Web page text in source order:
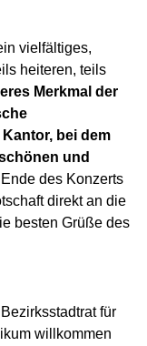
vielfältiges,
heiteren, teils
Merkmal der
bei dem
und
des Konzerts
direkt an die
besten Grüße des